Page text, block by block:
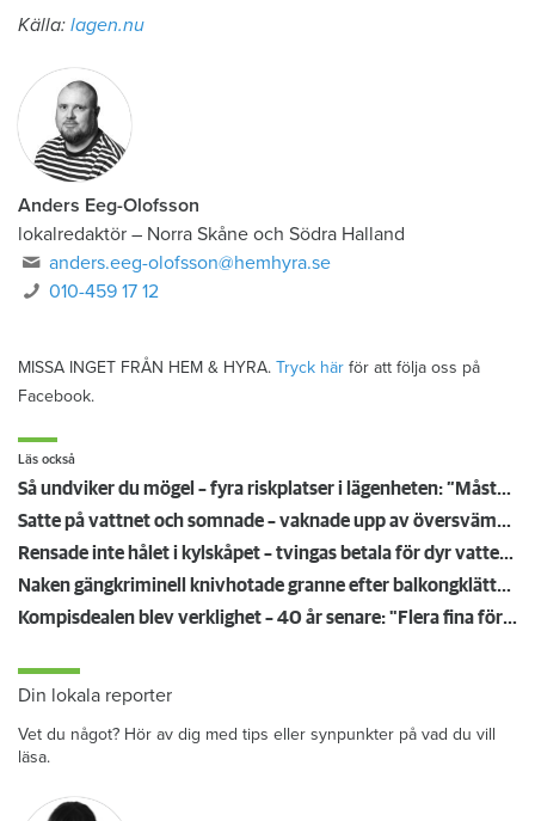
Källa: lagen.nu
Anders Eeg-Olofsson
lokalredaktör – Norra Skåne och Södra Halland
anders.eeg-olofsson@hemhyra.se
010-459 17 12
MISSA INGET FRÅN HEM & HYRA. Tryck här för att följa oss på
Facebook.
Läs också
Så undviker du mögel – fyra riskplatser i lägenheten: ”Måste städa bort”
Satte på vattnet och somnade – vaknade upp av översvämning hos grannen
Rensade inte hålet i kylskåpet – tvingas betala för dyr vattenskada
Naken gängkriminell knivhotade granne efter balkongklättring
Kompisdealen blev verklighet – 40 år senare: "Flera fina fördelar med att dela bostad"
Din lokala reporter
Vet du något? Hör av dig med tips eller synpunkter på vad du vill
läsa.